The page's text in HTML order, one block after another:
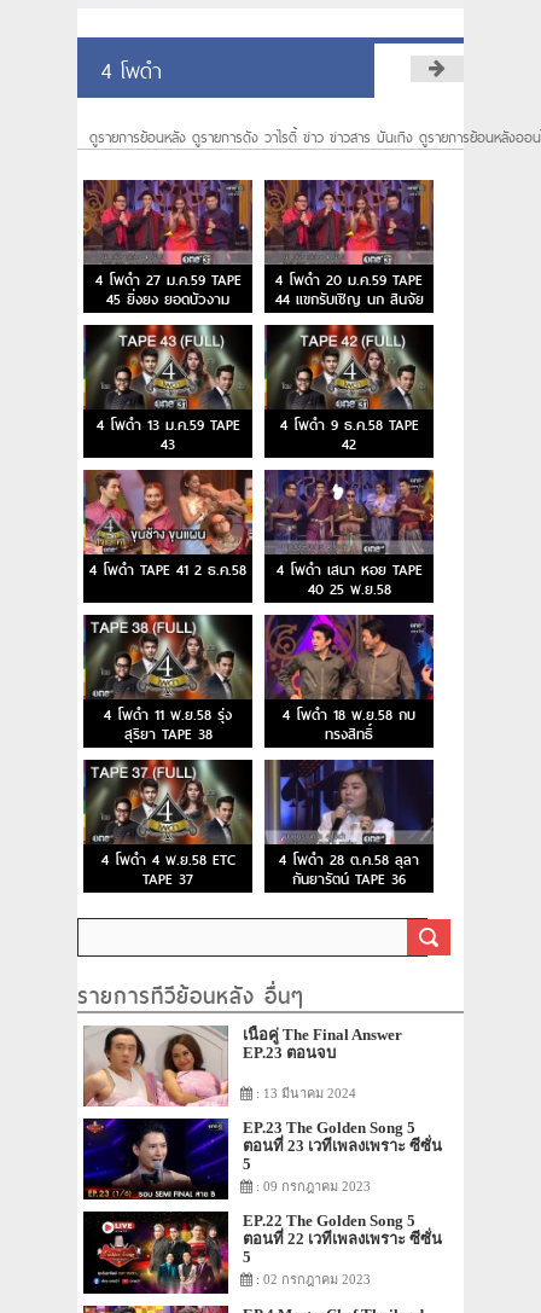
4 โพดำ
ดูรายการย้อนหลัง ดูรายการดัง วาไรตี้ ข่าว ข่าวสาร บันเทิง ดูรายการย้อนหลังออ
4 โพดำ 27 ม.ค.59 TAPE
45 ยิ่งยง ยอดบัวงาม
4 โพดำ 20 ม.ค.59 TAPE
44 แขกรับเชิญ นก สินจัย
4 โพดำ 13 ม.ค.59 TAPE
43
4 โพดำ 9 ธ.ค.58 TAPE
42
4 โพดำ TAPE 41 2 ธ.ค.58
4 โพดำ เสนา หอย TAPE
40 25 พ.ย.58
4 โพดำ 11 พ.ย.58 รุ่ง
สุริยา TAPE 38
4 โพดำ 18 พ.ย.58 กบ
ทรงสิทธิ์
4 โพดำ 4 พ.ย.58 ETC
TAPE 37
4 โพดำ 28 ต.ค.58 ลุลา
กันยารัตน์ TAPE 36
รายการทีวีย้อนหลัง อื่นๆ
เนื้อคู่ The Final Answer
EP.23 ตอนจบ
: 13 มีนาคม 2024
EP.23 The Golden Song 5
ตอนที่ 23 เวทีเพลงเพราะ ซีซั่น
5
: 09 กรกฎาคม 2023
EP.22 The Golden Song 5
ตอนที่ 22 เวทีเพลงเพราะ ซีซั่น
5
: 02 กรกฎาคม 2023